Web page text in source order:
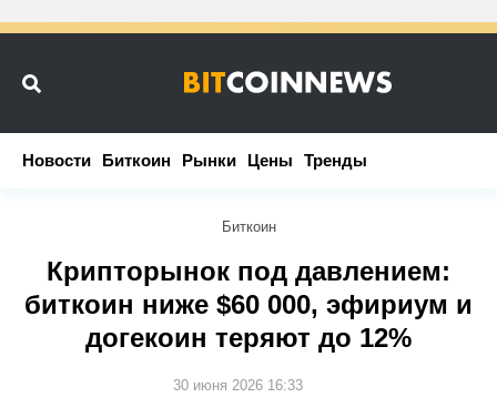
Новости Биткоин Рынки Цены Тренды
Новости Биткоин Рынки Цены Тренды
Биткоин
Крипторынок под давлением:
биткоин ниже $60 000, эфириум и
догекоин теряют до 12%
30 июня 2026 16:33